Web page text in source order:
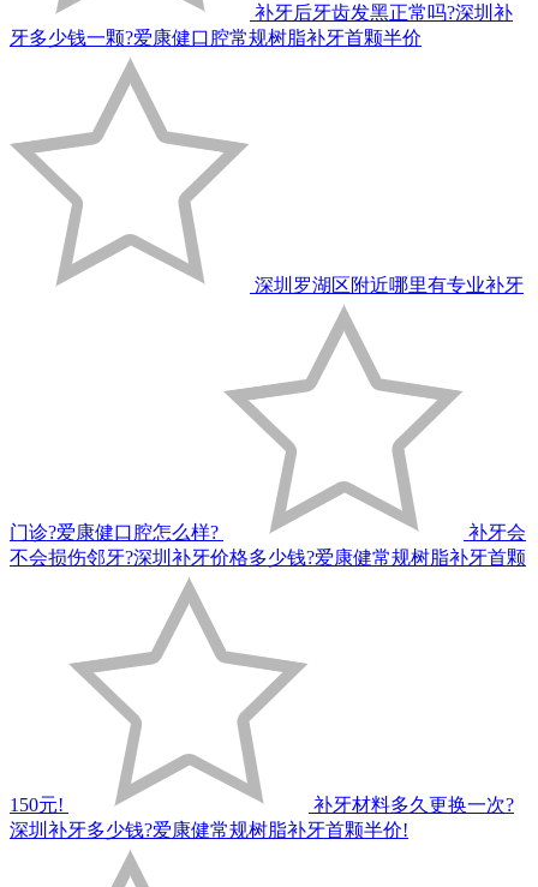
补牙后牙齿发黑正常吗?深圳补
牙多少钱一颗?爱康健口腔常规树脂补牙首颗半价
深圳罗湖区附近哪里有专业补牙
门诊?爱康健口腔怎么样?
补牙会
不会损伤邻牙?深圳补牙价格多少钱?爱康健常规树脂补牙首颗
150元!
补牙材料多久更换一次?
深圳补牙多少钱?爱康健常规树脂补牙首颗半价!